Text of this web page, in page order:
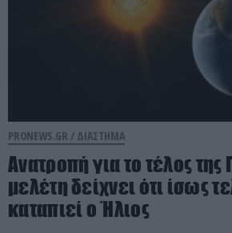
PRONEWS.GR / ΔΙΑΣΤΗΜΑ
Ανατροπή για το τέλος της
μελέτη δείχνει ότι ίσως
καταπιεί ο Ήλιος